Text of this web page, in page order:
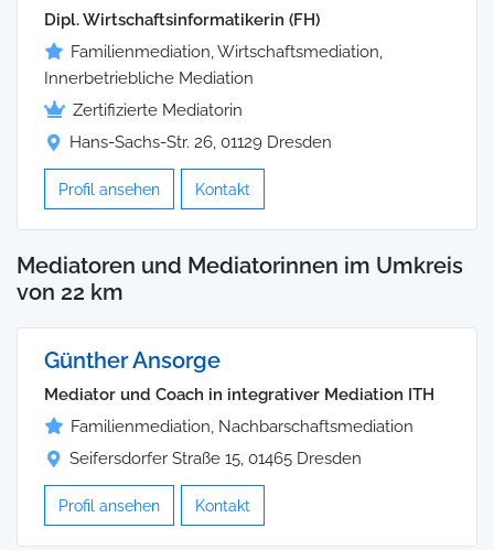
Dipl. Wirtschaftsinformatikerin (FH)
Familienmediation, Wirtschaftsmediation,
Innerbetriebliche Mediation
Zertifizierte Mediatorin
Hans-Sachs-Str. 26, 01129 Dresden
Profil ansehen Kontakt
Mediatoren und Mediatorinnen im Umkreis
von 22 km
Günther Ansorge
Mediator und Coach in integrativer Mediation ITH
Familienmediation, Nachbarschaftsmediation
Seifersdorfer Straße 15, 01465 Dresden
Profil ansehen Kontakt